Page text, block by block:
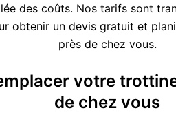
des coûts. Nos tarifs sont
obtenir un devis gratuit et
près de chez vous.
votre
de chez vous